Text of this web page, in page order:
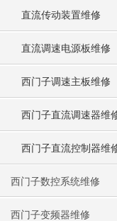
直流传动装置维修
直流调速电源板维修
西门子调速主板维修
西门子直流调速器维
西门子直流控制器维
西门子数控系统维修
西门子变频器维修